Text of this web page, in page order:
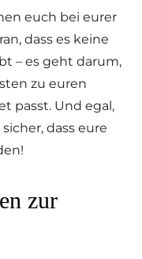
euch bei eurer
dass es keine
– es geht darum,
zu euren
passt. Und egal,
dass eure
zur